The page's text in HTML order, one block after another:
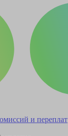
и переплат